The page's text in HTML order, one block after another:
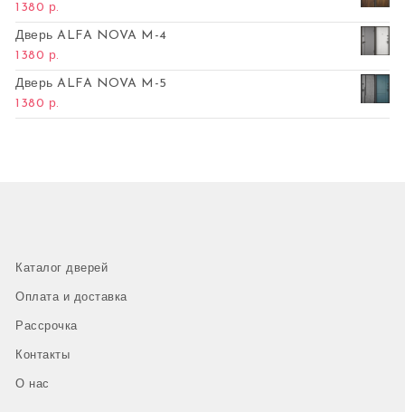
1380 р.
Дверь ALFA NOVA M-4
1380 р.
Дверь ALFA NOVA M-5
1380 р.
Каталог дверей
Оплата и доставка
Рассрочка
Контакты
О нас